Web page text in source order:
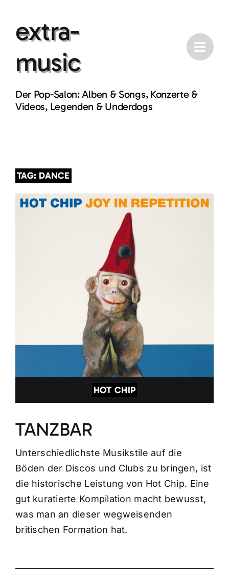
contentextra-
music
Der Pop-Salon: Alben & Songs, Konzerte &
Videos, Legenden & Underdogs
TAG: DANCE
HOT CHIP
TANZBAR
Unterschiedlichste Musikstile auf die
Böden der Discos und Clubs zu bringen, ist
die historische Leistung von Hot Chip. Eine
gut kuratierte Kompilation macht bewusst,
was man an dieser wegweisenden
britischen Formation hat.